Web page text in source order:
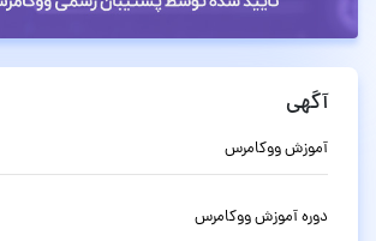
آگهی
آموزش ووکامرس
دوره آموزش ووکامرس